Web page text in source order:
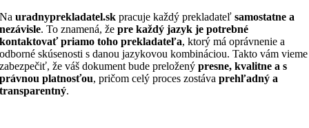
Nauradnyprekladatel.sk pracuje každý prekladateľsamostatne a
nezávisle. To znamená, žepre každý jazyk je potrebné
kontaktovať priamo toho prekladateľa, ktorý má oprávnenie a
odborné skúsenosti s danou jazykovou kombináciou. Takto vám vieme
zabezpečiť, že váš dokument bude preloženýpresne, kvalitne a s
právnou platnosťou, pričom celý proces zostávaprehľadný a
transparentný.